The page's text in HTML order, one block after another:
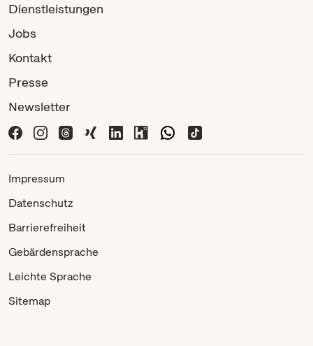
Dienstleistungen
Jobs
Kontakt
Presse
Newsletter
Impressum
Datenschutz
Barrierefreiheit
Gebärdensprache
Leichte Sprache
Sitemap